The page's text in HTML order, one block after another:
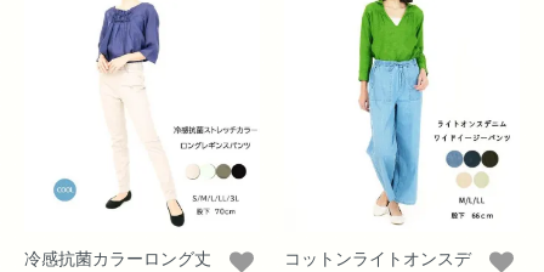
冷感抗菌カラーロング丈
コットンライトオンスデ